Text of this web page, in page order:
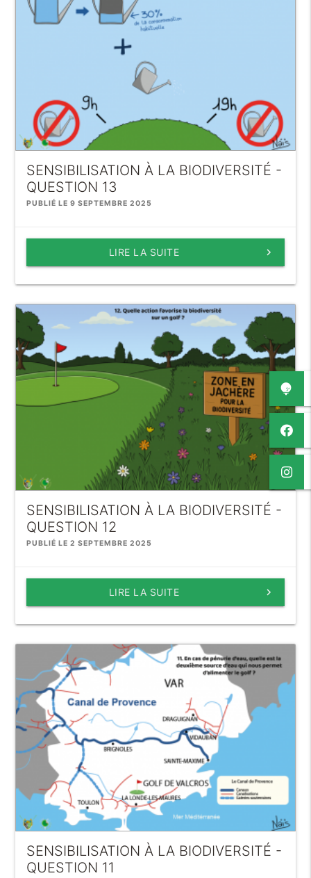
SENSIBILISATION À LA BIODIVERSITÉ -
QUESTION 13
PUBLIÉ LE 9 SEPTEMBRE 2025
keyboard_arrow_right
LIRE LA SUITE
SENSIBILISATION À LA BIODIVERSITÉ -
QUESTION 12
PUBLIÉ LE 2 SEPTEMBRE 2025
keyboard_arrow_right
LIRE LA SUITE
SENSIBILISATION À LA BIODIVERSITÉ -
QUESTION 11